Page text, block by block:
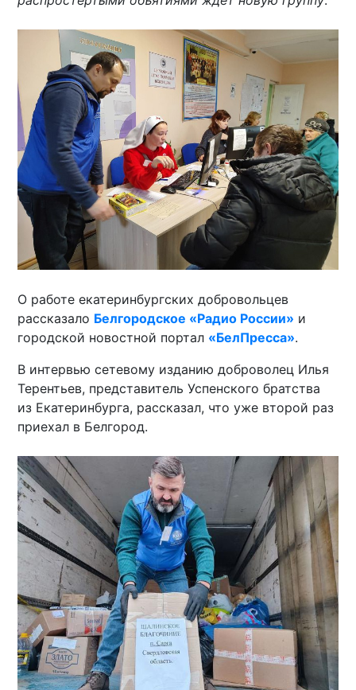
О работе екатеринбургских добровольцев
рассказало Белгородское «Радио России» и
городской новостной портал «БелПресса».
В интервью сетевому изданию доброволец Илья
Терентьев, представитель Успенского братства
из Екатеринбурга, рассказал, что уже второй раз
приехал в Белгород.